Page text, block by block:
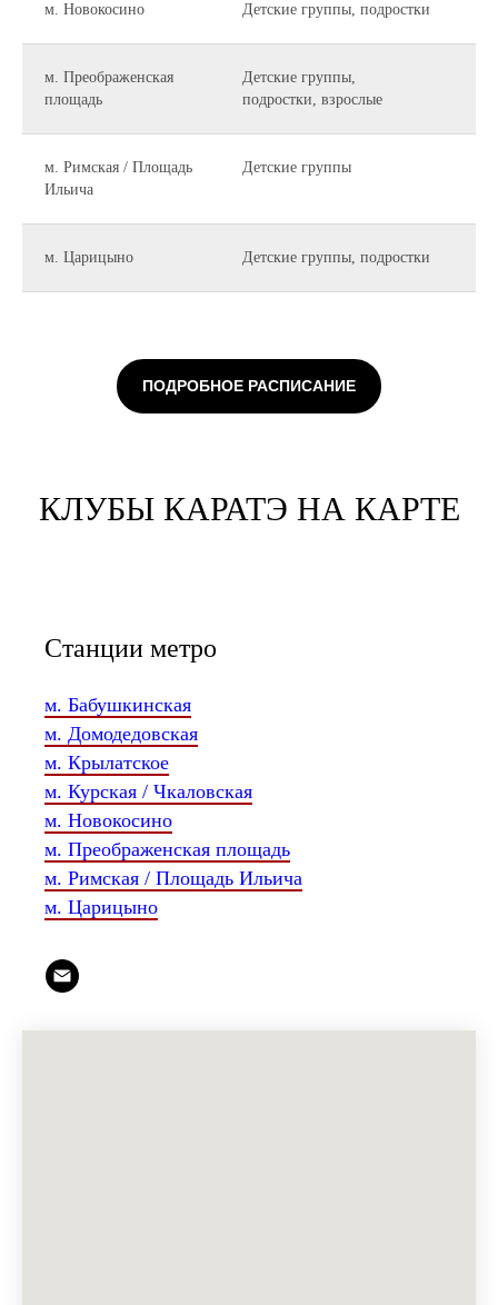
м. Новокосино Детские группы, подростки
м. Преображенская
площадь
Детские группы,
подростки, взрослые
м. Римская / Площадь
Ильича
Детские группы
м. Царицыно Детские группы, подростки
ПОДРОБНОЕ РАСПИСАНИЕ
КЛУБЫ КАРАТЭ НА КАРТЕ
Станции метро
м. Бабушкинская
м. Домодедовская
м. Крылатское
м. Курская / Чкаловская
м. Новокосино
м. Преображенская площадь
м. Римская / Площадь Ильича
м. Царицыно